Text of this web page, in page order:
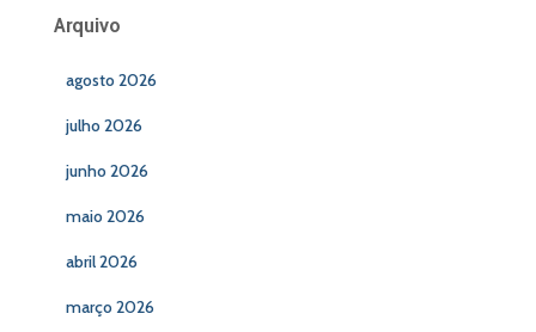
Arquivo
agosto 2026
julho 2026
junho 2026
maio 2026
abril 2026
março 2026